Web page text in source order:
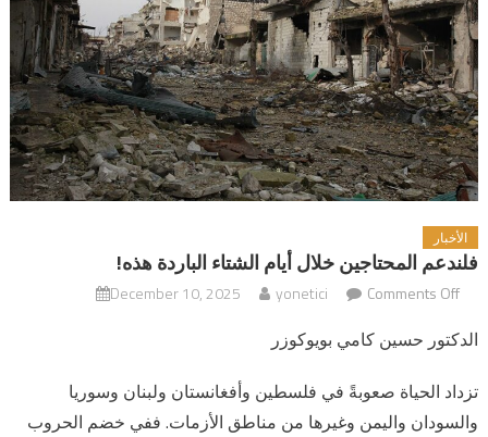
الأخبار
فلندعم المحتاجين خلال أيام الشتاء الباردة هذه!
December 10, 2025 yonetici Comments Off
الدكتور حسين كامي بويوكوزر
تزداد الحياة صعوبةً في فلسطين وأفغانستان ولبنان وسوريا
والسودان واليمن وغيرها من مناطق الأزمات. ففي خضم الحروب